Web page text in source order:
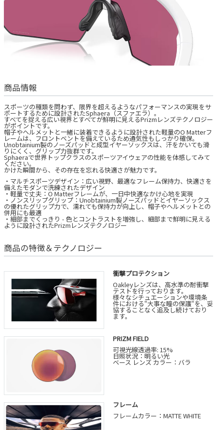
商品情報
スポーツの種類を問わず、限界を超えるようなパフォーマンスの実現をサ
ポートするために設計されたSphaera（スファエラ）。
すべてを捉える広い視界とすべてが鮮明に見えるPrizmレンズテクノロジー
がポイントです。
帽子やヘルメットと一緒に装着できるように設計された軽量のO Matterフ
レームは、フロントベントを備えているため通気性もしっかり確保。
Unobtainium製のノーズパッドと成型イヤーソックスは、汗をかいても滑
りにくく、グリップ力抜群です。
Sphaeraで世界トップクラスのスポーツアイウェアの性能を体感してみて
ください。
かけた瞬間から、その存在を忘れる快適さが魅力です。
・マルチスポーツデザイン：広い視野、最適なフレーム保持力、快適さを
備えたモダンで洗練されたデザイン
・軽量で丈夫：O Matterフレームが、一日中快適なかけ心地を実現
・ノンスリップグリップ：Unobtainium製ノーズパッドとイヤーソックス
の優れたグリップ力で、濡れても保持力が向上し、帽子やヘルメットとの
併用にも最適
・細部までくっきり - 色とコントラストを増強し、細部まで鮮明に見える
ように設計されたPrizmレンズテクノロジー
商品の特徴＆テクノロジー
衝撃プロテクション
Oakleyレンズは、高水準の耐衝撃
テストを行っております。
様々なシチュエーションや環境条
件における“大事な瞳の保護“を、妥
協することなく追及し続けており
ます。
PRIZM FIELD
可視光線透過率: 15%
日照状況：明るい光
ベース レンズ カラー：バラ
フレーム
フレームカラー：MATTE WHITE